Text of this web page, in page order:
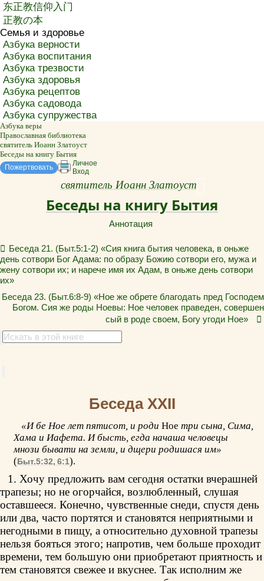
东正教信仰入门
正教の本
Семья и здоровье
Азбука верности
Азбука воспитания
Азбука трезвости
Азбука здоровья
Азбука рецептов
Азбука садовода
Азбука супружества
Азбука веры
Православная библиотека
святитель Иоанн Златоуст
Беседы на книгу Бытия
Пожертвовать
Личное
Вход
святитель Иоанн Златоуст
Беседы на книгу Бытия
Аннотация
Беседа 21. (Быт.5:1-2) «Сия книга бытия человека, в оньже
день сотвори Бог Адама: по образу Божию сотвори его, мужа и
жену сотвори их; и нарече имя их Адам, в оньже день сотвори
их»
Беседа 23. (Быт.6:8-9) «Ное же обрете благодать пред Господем
Богом. Сия же роды Ноевы: Ное человек праведен, совершен
сый в роде своем, Богу угоди Ное»
Беседа XXII
«И бе Ное лет пятисот, и роди Ноетри сына, Сима,
Хама и Иафета. И бысть, егда начаша человецы
мнози бывати на земли, и дщери родишася им»
( Быт.5:32, 6:1).
1. Хочу предложить вам сегодня остатки вчерашней
трапезы; но не огорчайся, возлюбленный, слушая
оставшееся. Конечно, чувственные снеди, спустя день
или два, часто портятся и становятся неприятными и
негодными в пищу, а относительно духовной трапезы
нельзя бояться этого; напротив, чем больше проходит
времени, тем большую они приобретают приятность и
тем становятся свежее и вкуснее. Так исполним же